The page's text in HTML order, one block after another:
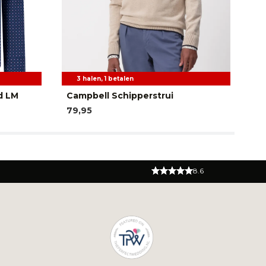
LM
3 halen, 1 betalen
Campbell Schipperstrui
79,95
8.6